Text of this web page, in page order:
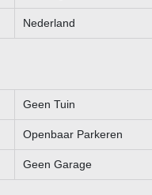
Nederland
Geen Tuin
Openbaar Parkeren
Geen Garage